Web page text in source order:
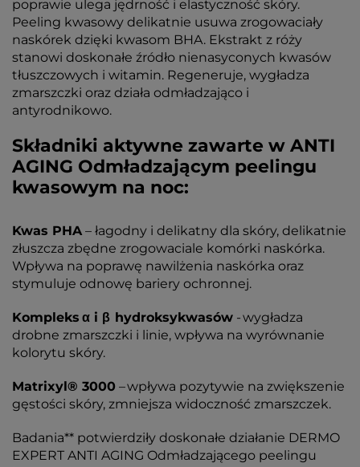
poprawie ulega jędrność i elastyczność skóry.
Peeling kwasowy delikatnie usuwa zrogowaciały
naskórek dzięki kwasom BHA. Ekstrakt z róży
stanowi doskonałe źródło nienasyconych kwasów
tłuszczowych i witamin. Regeneruje, wygładza
zmarszczki oraz działa odmładzająco i
antyrodnikowo.
Składniki aktywne zawarte w ANTI
AGING Odmładzającym peelingu
kwasowym na noc:
Kwas PHA– łagodny i delikatny dla skóry, delikatnie
złuszcza zbędne zrogowaciale komórki naskórka.
Wpływa na poprawę nawilżenia naskórka oraz
stymuluje odnowę bariery ochronnej.
Kompleks α i β hydroksykwasów - wygładza
drobne zmarszczki i linie, wpływa na wyrównanie
kolorytu skóry.
Matrixyl® 3000 – wpływa pozytywie na zwiększenie
gęstości skóry, zmniejsza widoczność zmarszczek.
Badania** potwierdziły doskonałe działanie DERMO
EXPERT ANTI AGING Odmładzającego peelingu